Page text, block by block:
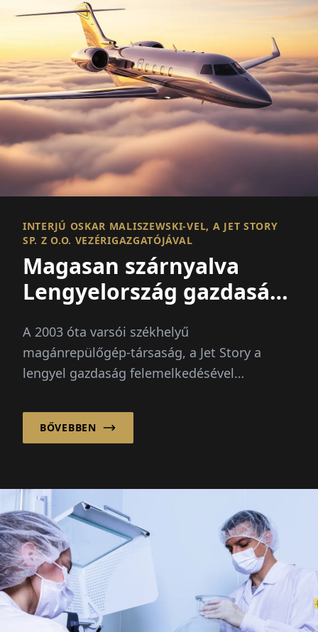
INTERJÚ OSKAR MALISZEWSKI-VEL, A JET STORY
SP. Z O.O. VEZÉRIGAZGATÓJÁVAL
Magasan szárnyalva
Lengyelország gazdasági
A 2003 óta varsói székhelyű
magánrepülőgép-társaság, a Jet Story a
lengyel gazdaság felemelkedésével
BŐVEBBEN